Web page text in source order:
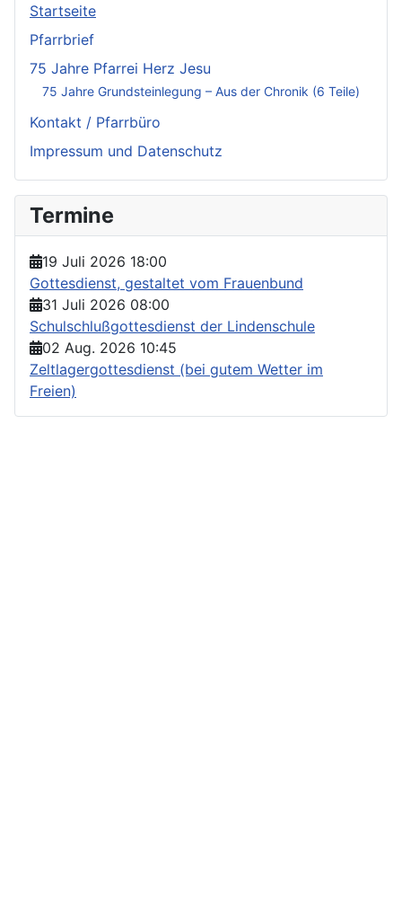
Startseite
Pfarrbrief
75 Jahre Pfarrei Herz Jesu
75 Jahre Grundsteinlegung – Aus der Chronik (6 Teile)
Kontakt / Pfarrbüro
Impressum und Datenschutz
Termine
19 Juli 2026 18:00
Gottesdienst, gestaltet vom Frauenbund
31 Juli 2026 08:00
Schulschlußgottesdienst der Lindenschule
02 Aug. 2026 10:45
Zeltlagergottesdienst (bei gutem Wetter im
Freien)